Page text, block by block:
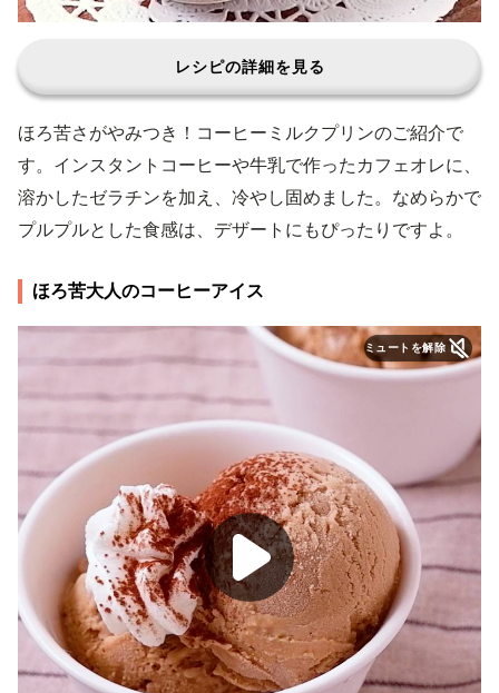
レシピの詳細を見る
ほろ苦さがやみつき！コーヒーミルクプリンのご紹介で
す。インスタントコーヒーや牛乳で作ったカフェオレに、
溶かしたゼラチンを加え、冷やし固めました。なめらかで
プルプルとした食感は、デザートにもぴったりですよ。
ほろ苦大人のコーヒーアイス
ミュートを解除